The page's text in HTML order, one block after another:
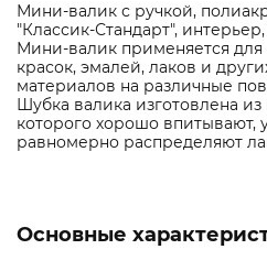
Мини-валик с ручкой,
"Классик-Стандарт",
Мини-валик применяется для
красок, эмалей, лаков и
материалов на различные
Шубка валика изготовлена
которого хорошо впитывают,
равномерно распределяют
Основные